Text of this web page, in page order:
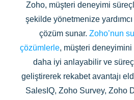
Zoho, müşteri deneyimi
şekilde yönetmenize
çözüm sunar. Zoho’nun
çözümlerle, müşteri
daha iyi anlayabilir ve
geliştirerek rekabet avantajı
SalesIQ, Zoho Survey, Zoho